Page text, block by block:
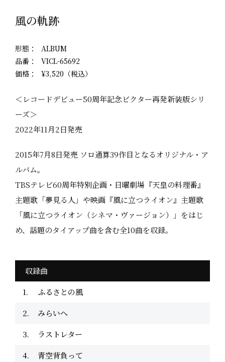
風の軌跡
形態
ALBUM
品番
VICL-65692
価格
¥3,520（税込）
＜レコードデビュー50周年記念ビクター再発新装版シリ
ーズ＞
2022年11月2日発売
2015年7月8日発売 ソロ通算39作目となるオリジナル・ア
ルバム。
TBSテレビ60周年特別企画・日曜劇場『天皇の料理番』
主題歌「夢見る人」や映画『風に立つライオン』主題歌
「風に立つライオン（シネマ・ヴァージョン）」をはじ
め、話題のタイアップ曲を含む全10曲を収録。
収録曲
ふるさとの風
みらいへ
ラストレター
青空背負って